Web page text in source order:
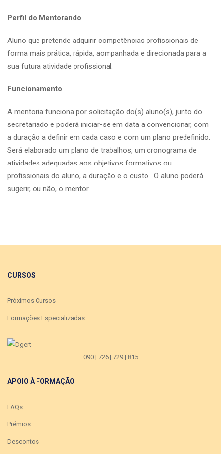
Perfil do Mentorando
Aluno que pretende adquirir competências profissionais de
forma mais prática, rápida, aompanhada e direcionada para a
sua futura atividade profissional.
Funcionamento
A mentoria funciona por solicitação do(s) aluno(s), junto do
secretariado e poderá iniciar-se em data a convencionar, com
a duração a definir em cada caso e com um plano predefinido.
Será elaborado um plano de trabalhos, um cronograma de
atividades adequadas aos objetivos formativos ou
profissionais do aluno, a duração e o custo. O aluno poderá
sugerir, ou não, o mentor.
CURSOS
Próximos Cursos
Formações Especializadas
090 | 726 | 729 | 815
APOIO À FORMAÇÃO
FAQs
Prémios
Descontos